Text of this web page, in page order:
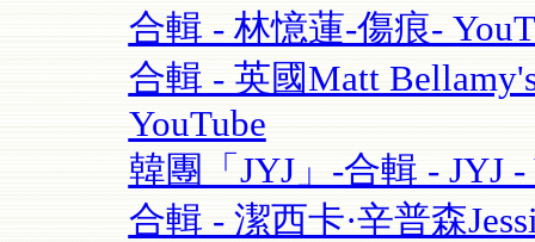
合輯 - 林憶蓮-傷痕-
合輯 - 英國Matt
YouTube
韓團「JYJ」-合輯 - JYJ -
合輯 - 潔西卡·辛普森